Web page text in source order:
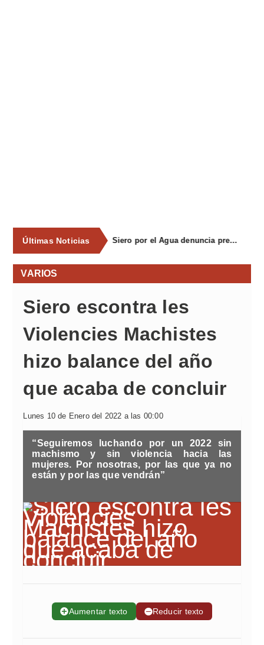
Últimas Noticias ACTUALIZACIÓN: Cinco personas resultan heridas leves tras un accidente en una atracción ferial en Lieres
VARIOS
Siero escontra les
Violencies Machistes
hizo balance del año
que acaba de concluir
Lunes 10 de Enero del 2022 a las 00:00
“Seguiremos luchando por un 2022 sin
machismo y sin violencia hacia las
mujeres. Por nosotras, por las que ya no
están y por las que vendrán”
➕Aumentar texto ➖Reducir texto